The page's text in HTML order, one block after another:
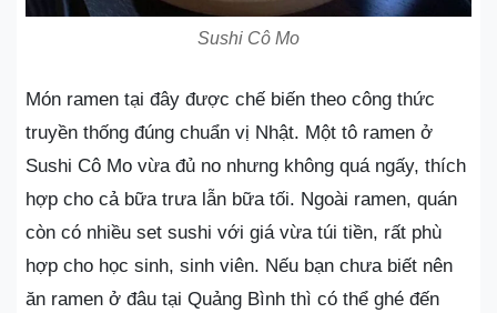
Sushi Cô Mo
Món ramen tại đây được chế biến theo công thức
truyền thống đúng chuẩn vị Nhật. Một tô ramen ở
Sushi Cô Mo vừa đủ no nhưng không quá ngấy, thích
hợp cho cả bữa trưa lẫn bữa tối. Ngoài ramen, quán
còn có nhiều set sushi với giá vừa túi tiền, rất phù
hợp cho học sinh, sinh viên. Nếu bạn chưa biết nên
ăn ramen ở đâu tại Quảng Bình thì có thể ghé đến